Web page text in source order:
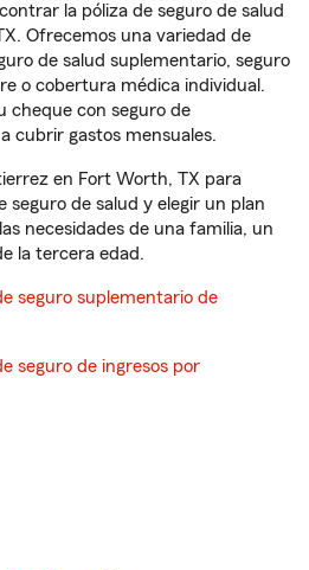
la póliza de seguro de salud
Ofrecemos una variedad de
de salud suplementario, seguro
o cobertura médica individual.
cheque con seguro de
cubrir gastos mensuales.
en Fort Worth, TX para
seguro de salud y elegir un plan
necesidades de una familia, un
la tercera edad.
seguro suplementario de
seguro de ingresos por